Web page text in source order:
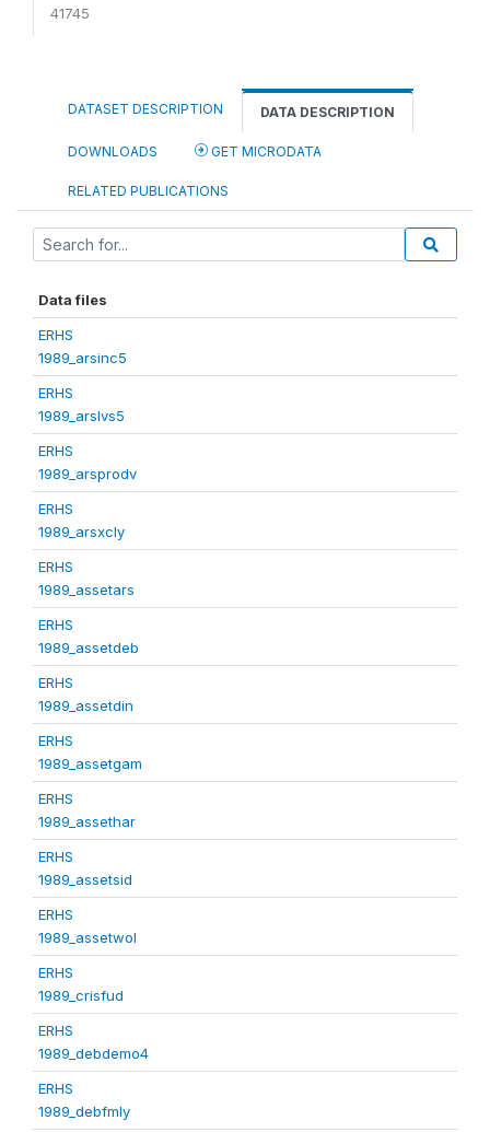
41745
DATASET DESCRIPTION DATA DESCRIPTION
DOWNLOADS GET MICRODATA
RELATED PUBLICATIONS
Data files
ERHS
1989_arsinc5
ERHS
1989_arslvs5
ERHS
1989_arsprodv
ERHS
1989_arsxcly
ERHS
1989_assetars
ERHS
1989_assetdeb
ERHS
1989_assetdin
ERHS
1989_assetgam
ERHS
1989_assethar
ERHS
1989_assetsid
ERHS
1989_assetwol
ERHS
1989_crisfud
ERHS
1989_debdemo4
ERHS
1989_debfmly